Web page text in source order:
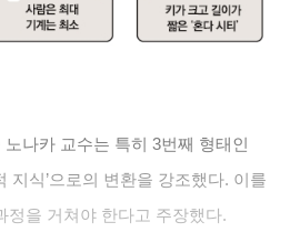
나카 교수는 특히 3번째 형태인
지식’으로의 변환을 강조했다. 이를
정을 거쳐야 한다고 주장했다.